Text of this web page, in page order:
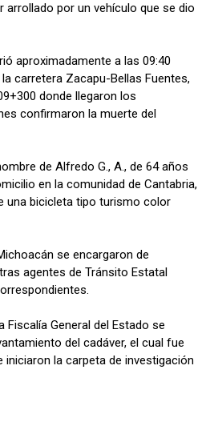
arrollado por un vehículo que se dio
aproximadamente a las 09:40
carretera Zacapu-Bellas Fuentes,
donde llegaron los
confirmaron la muerte del
de Alfredo G., A., de 64 años
en la comunidad de Cantabria,
una bicicleta tipo turismo color
se encargaron de
agentes de Tránsito Estatal
General del Estado se
del cadáver, el cual fue
iniciaron la carpeta de investigación